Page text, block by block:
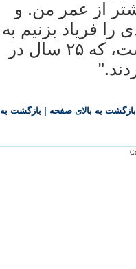
از عمر من. و
فرياد بزنيم به
خاطر وجود کسانی چون امير انتظام است، که ۲۵ سال در
بازگشت به بالای صفحه بازگشت به